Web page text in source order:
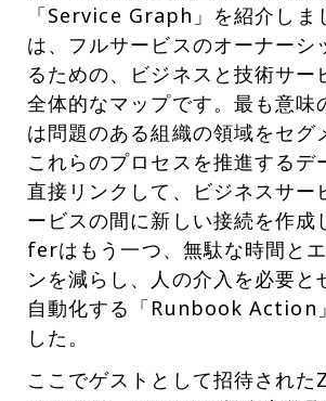
「Service Graph」を紹介しま
は、フルサービスのオーナーシ
るための、ビジネスと技術サー
全体的なマップです。最も意味
は問題のある組織の領域をセグ
これらのプロセスを推進するデ
直接リンクして、ビジネスサー
ービスの間に新しい接続を作成
ferはもう一つ、無駄な時間と
ンを減らし、人の介入を必要と
自動化する「Runbook Action
した。
ここでゲストとして招待された